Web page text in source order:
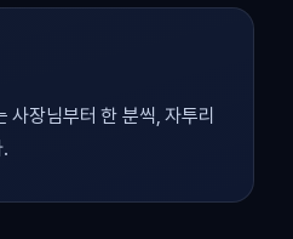
사장님부터 한 분씩, 자투리